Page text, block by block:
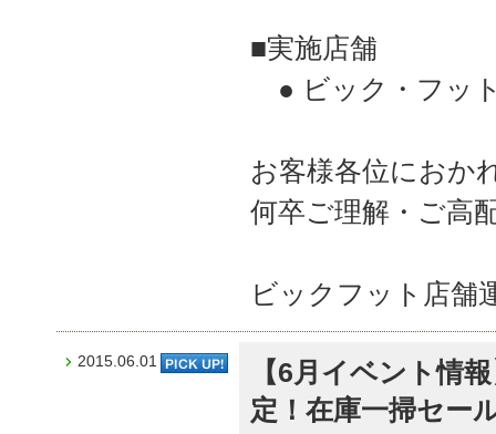
■実施店舗
● ビック・フッ
お客様各位におか
何卒ご理解・ご高
ビックフット店舗
2015.06.01
【6月イベント情
定！在庫一掃セー